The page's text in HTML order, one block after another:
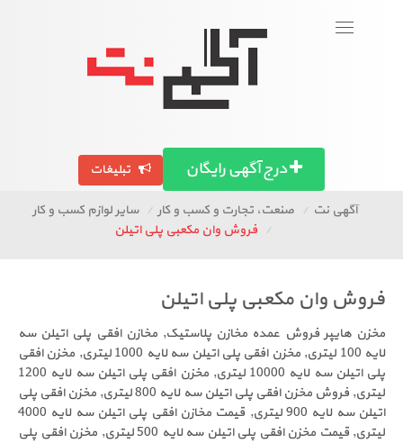
تصاویر آگهی ها
درج آگهی رایگان تبلیغات
صنعت، تجارت و کسب و کار
سایر لوازم کسب و کار
فروش وان مکعبی پلی اتیلن
مکعبی پلی اتیلن
فروش عمده مخازن پلاستیک, مخازن افقی پلی اتیلن سه
لایه 100 لیتری, مخزن افقی پلی اتیلن سه لایه 1000 لیتری, مخزن افقی
پلی اتیلن سه لایه 10000 لیتری, مخزن افقی پلی اتیلن سه لایه 1200
لیتری, فروش مخزن افقی پلی اتیلن سه لایه 800 لیتری, مخزن افقی پلی
اتیلن سه لایه 900 لیتری, قیمت مخازن افقی پلی اتیلن سه لایه 4000
لیتری, قیمت مخزن افقی پلی اتیلن سه لایه 500 لیتری, مخزن افقی پلی